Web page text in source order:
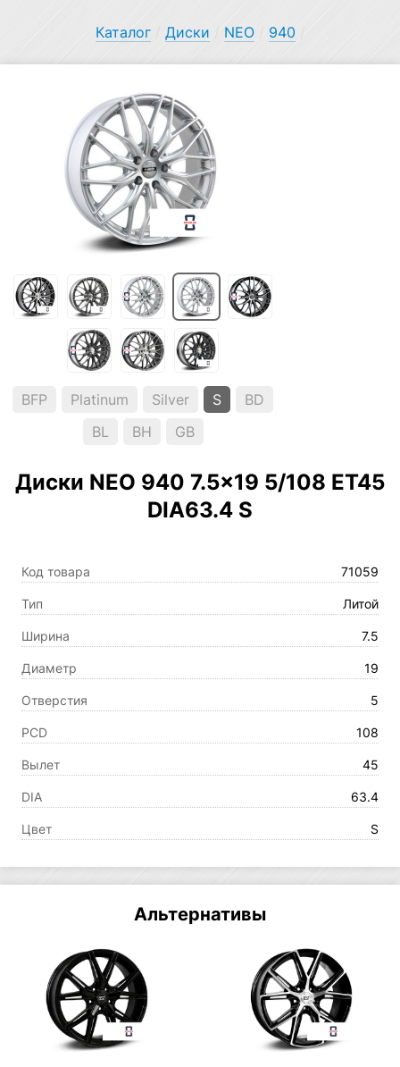
Каталог/ Диски NEO/ 940
BFP Platinum Silver S
BD
BL
BH GB
Диски NEO 940 7.5×19 5/108 ET45
DIA63.4 S
Код товара 71059
Тип Литой
Ширина 7.5
Диаметр 19
Отверстия 5
PCD 108
Вылет 45
DIA 63.4
Цвет S
Альтернативы